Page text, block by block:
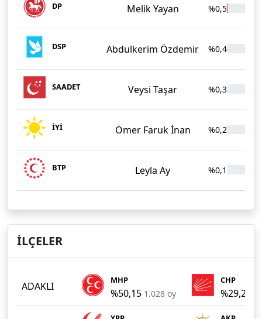
DP Melik Yayan %0,51
DSP Abdulkerim Özdemir %0,44
SAADET Veysi Taşar %0,33
İYİ Ömer Faruk İnan %0,27
BTP Leyla Ay %0,15
İLÇELER
ADAKLI MHP
%50,15 1.028 oy
CHP
%29,27